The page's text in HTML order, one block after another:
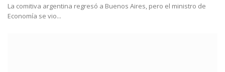
La comitiva argentina regresó a Buenos Aires, pero el ministro de
Economía se vio...